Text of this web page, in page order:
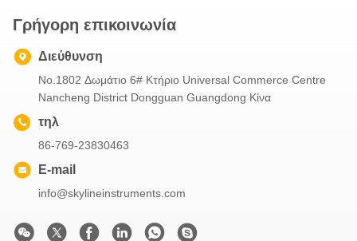
Γρήγορη επικοινωνία
Διεύθυνση
No.1802 Δωμάτιο 6# Κτήριο Universal Commerce Centre
Nancheng District Dongguan Guangdong Κίνα
τηλ
86-769-23830463
E-mail
info@skylineinstruments.com